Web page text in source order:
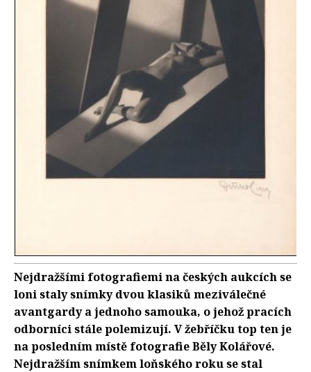
Nejdražšími fotografiemi na českých aukcích se
loni staly snímky dvou klasiků meziválečné
avantgardy a jednoho samouka, o jehož pracích
odborníci stále polemizují. V žebříčku top ten je
na posledním místě fotografie Běly Kolářové.
Nejdražším snímkem loňského roku se stal